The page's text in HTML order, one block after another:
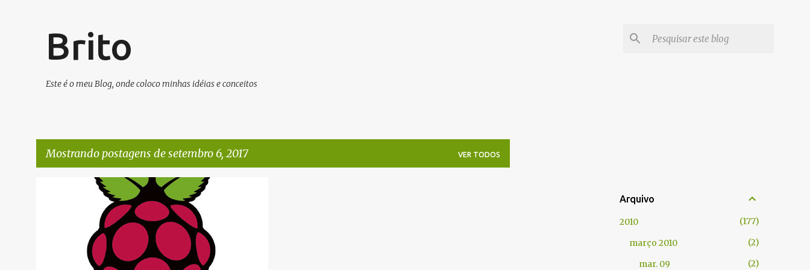
Brito
Este é o meu Blog, onde coloco minhas idéias e conceitos
Mostrando postagens de setembro 6, 2017 VER TODOS
Arquivo
2010
177
março 2010
2
mar. 09
2